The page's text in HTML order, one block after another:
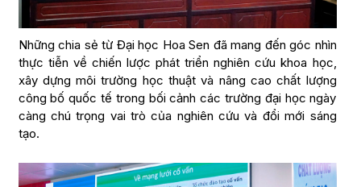
Những chia sẻ từ Đại học Hoa Sen đã mang đến góc nhìn
thực tiễn về chiến lược phát triển nghiên cứu khoa học,
xây dựng môi trường học thuật và nâng cao chất lượng
công bố quốc tế trong bối cảnh các trường đại học ngày
càng chú trọng vai trò của nghiên cứu và đổi mới sáng
tạo.